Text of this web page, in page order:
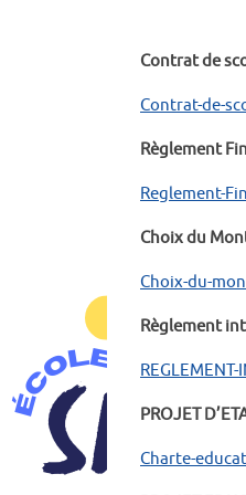
Contrat de
Contrat-de-
Règlement
Reglement-
Choix du
Choix-du-
Règlement
PROJET
Charte-